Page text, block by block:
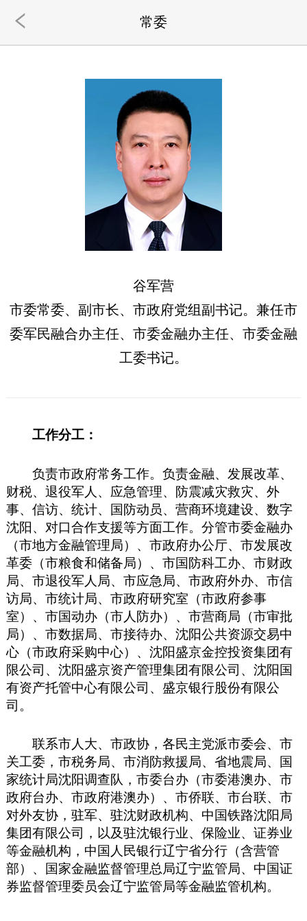
常委
谷军营
市委常委、副市长、市政府党组副书记。兼任市
委军民融合办主任、市委金融办主任、市委金融
工委书记。
工作分工：
负责市政府常务工作。负责金融、发展改革、
财税、退役军人、应急管理、防震减灾救灾、外
事、信访、统计、国防动员、营商环境建设、数字
沈阳、对口合作支援等方面工作。分管市委金融办
（市地方金融管理局）、市政府办公厅、市发展改
革委（市粮食和储备局）、市国防科工办、市财政
局、市退役军人局、市应急局、市政府外办、市信
访局、市统计局、市政府研究室（市政府参事
室）、市国动办（市人防办）、市营商局（市审批
局）、市数据局、市接待办、沈阳公共资源交易中
心（市政府采购中心）、沈阳盛京金控投资集团有
限公司、沈阳盛京资产管理集团有限公司、沈阳国
有资产托管中心有限公司、盛京银行股份有限公
司。
联系市人大、市政协，各民主党派市委会、市
关工委，市税务局、市消防救援局、省地震局、国
家统计局沈阳调查队，市委台办（市委港澳办、市
政府台办、市政府港澳办）、市侨联、市台联、市
对外友协，驻军、驻沈财政机构、中国铁路沈阳局
集团有限公司，以及驻沈银行业、保险业、证券业
等金融机构，中国人民银行辽宁省分行（含营管
部）、国家金融监督管理总局辽宁监管局、中国证
券监督管理委员会辽宁监管局等金融监管机构。